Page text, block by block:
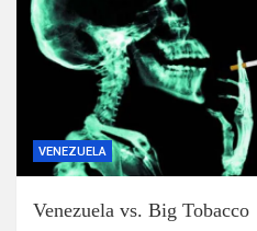
VENEZUELA
Venezuela vs. Big Tobacco